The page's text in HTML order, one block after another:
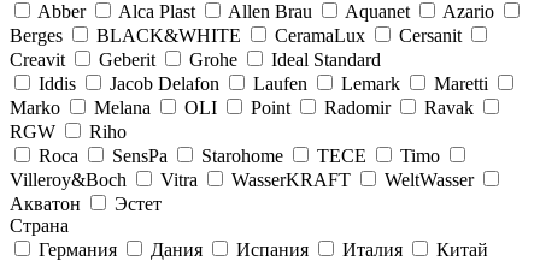
Abber
Alca Plast Allen Brau Aquanet
Azario
Berges
BLACK&WHITE CeramaLux
Cersanit
Creavit
Geberit Grohe
Ideal Standard
Iddis
Jacob Delafon Laufen Lemark
Maretti
Marko
Melana OLI Point Radomir
Ravak
RGW
Riho
Roca
SensPa Starohome TECE
Timo
Villeroy&Boсh
Vitra WasserKRAFT
WeltWasser
Акватон
Эстет
Страна
Германия
Дания Испания Италия
Китай